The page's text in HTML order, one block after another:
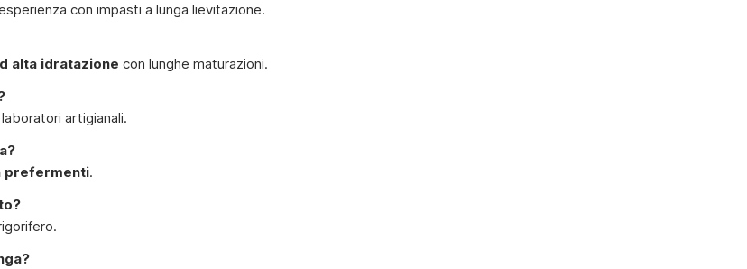
con impasti a lunga lievitazione.
alta idratazione con lunghe maturazioni.
artigianali.
prefermenti.